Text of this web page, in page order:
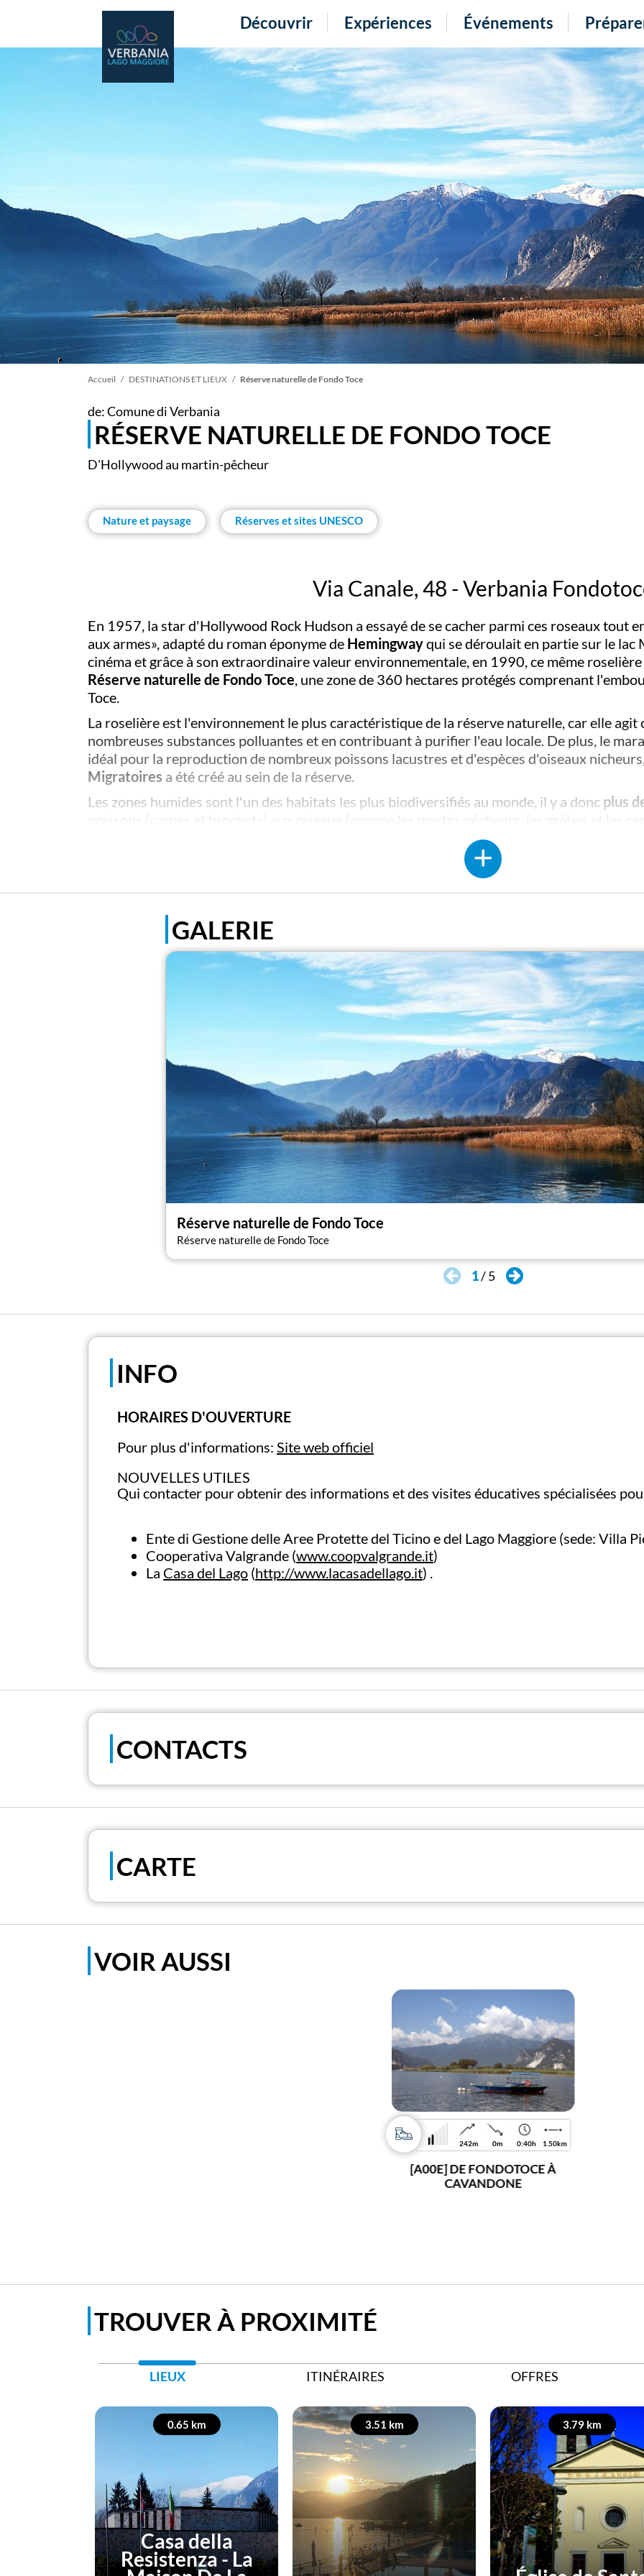
Découvrir Expériences Événements
Fil
d'Ariane
Accueil DESTINATIONS ET LIEUX Réserve naturelle de Fondo Toce
de: Comune di Verbania
RÉSERVE NATURELLE DE FONDO TOCE
D'Hollywood au martin-pêcheur
Nature et paysage Réserves et sites UNESCO
Via Canale, 48 - Verbania
En 1957, la star d'Hollywood Rock Hudson a essayé de se cacher parmi ces roseaux tout
aux armes», adapté du roman éponyme de Hemingwayqui se déroulait en partie sur le lac
cinéma et grâce à son extraordinaire valeur environnementale, en 1990, ce même
Réserve naturelle de Fondo Toce, une zone de 360 hectares protégés comprenant
Toce.
La roselière est l'environnement le plus caractéristique de la réserve naturelle, car elle agit
nombreuses substances polluantes et en contribuant à purifier l'eau locale. De plus, le
idéal pour la reproduction de nombreux poissons lacustres et d'espèces d'oiseaux
Migratoires a été créé au sein de la réserve.
Les zones humides sont l'un des habitats les plus biodiversifiés au monde, il y a donc plus
poissons (carpes et brochets) aux oiseaux (comme les martin-pêcheurs, les grèbes et les
nombreuses espèces migratrices qui font une halte dans cette oasis lors de leur long
(tels que les tortues des marais), les amphibiens (comme le triton crêté) et les mammifères
qui permettent aux cyclistes
reliant le lac Majeur à celui de Mergozzo. Ils peuvent également remonter la rivière Toce,
des points d'observation.
Un chemin panoramique pour les cyclistes et les piétons relie la réserve au centre de
GALERIE
Réserve naturelle de Fondo Toce
Réserve naturelle de Fondo Toce
1/5
INFO
HORAIRES D'OUVERTURE
Pour plus d'informations: Site web officiel
NOUVELLES UTILES
Qui contacter pour obtenir des informations et des visites éducatives spécialisées
Ente di Gestione delle Aree Protette del Ticino e del Lago Maggiore (sede: Villa
Cooperativa Valgrande (www.coopvalgrande.it)
La Casa del Lago (http://www.lacasadellago.it) .
CONTACTS
CARTE
VOIR AUSSI
242m 0m 0:40h 1.50km
[A00E] DE FONDOTOCE À
CAVANDONE
TROUVER À PROXIMITÉ
LIEUX ITINÉRAIRES OFFRES
0.65 km
Casa della
Resistenza - La
3.51 km 3.79 km